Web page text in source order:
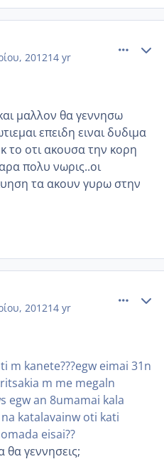
201214 yr
μαλλον θα γεννησω
επειδη ειναι δυδιμα
το οτι ακουσα την κορη
πολυ νωρις..οι
τα ακουν γυρω στην
201214 yr
m kanete???egw eimai 31n
m me megaln
egw an 8umamai kala
katalavainw oti kati
eisai??
θα γεννησεις;